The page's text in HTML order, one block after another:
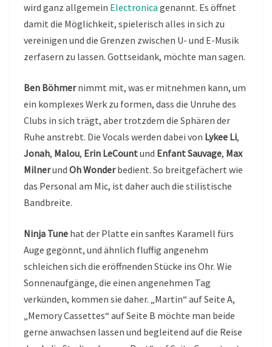
wird ganz allgemein Electronica genannt. Es öffnet
damit die Möglichkeit, spielerisch alles in sich zu
vereinigen und die Grenzen zwischen U- und E-Musik
zerfasern zu lassen. Gottseidank, möchte man sagen.
Ben Böhmernimmt mit, was er mitnehmen kann, um
ein komplexes Werk zu formen, dass die Unruhe des
Clubs in sich trägt, aber trotzdem die Sphären der
Ruhe anstrebt. Die Vocals werden dabei von Lykee Li,
Jonah, Malou, Erin LeCountund Enfant Sauvage, Max
Milnerund Oh Wonderbedient. So breitgefächert wie
das Personal am Mic, ist daher auch die stilistische
Bandbreite.
Ninja Tune hat der Platte ein sanftes Karamell fürs
Auge gegönnt, und ähnlich fluffig angenehm
schleichen sich die eröffnenden Stücke ins Ohr. Wie
Sonnenaufgänge, die einen angenehmen Tag
verkünden, kommen sie daher. „Martin“ auf Seite A,
„Memory Cassettes“ auf Seite B möchte man beide
gerne anwachsen lassen und begleitend auf die Reise